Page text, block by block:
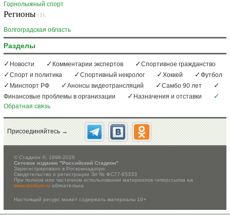
Горнолыжный спорт
Регионы (1):
Волгоградская область
Разделы
Новости Комментарии экспертов
Спортивное гражданство
Спорт и политика
Спортивный некролог Хоккей
Футбол
Минспорт РФ
Анонсы видеотрансляций
Самбо 90 лет
Финансовые проблемы в организации
Назначения и отставки
Обратная связь
Присоединяйтесь →
©Стадион ®, 1998-2026
Сетевое издание "Российский Стадион"
Зарегистрировано в Роскомнадзоре
Свидетельство о регистрации Эл № ФС77-65333
При полном или частичном использовании материалов гиперссылка на
www.stadium.ruобязательна
Настоящий ресурс может содержать материалы 16+